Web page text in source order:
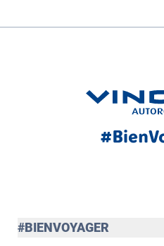
#BIENVOYAGER